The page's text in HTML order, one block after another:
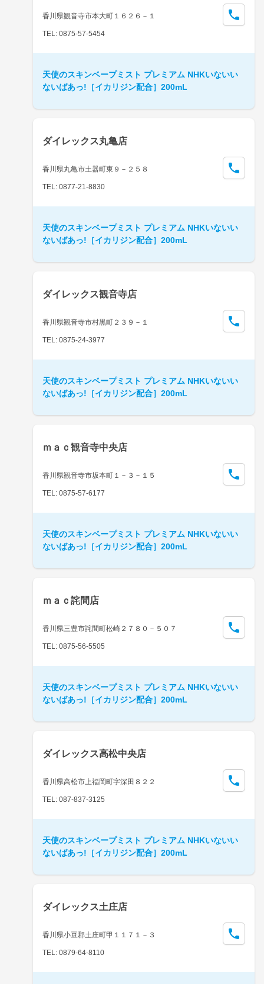
香川県観音寺市本大町１６２６－１
TEL: 0875-57-5454
天使のスキンベープミスト プレミアム NHKいないい
ないばあっ!［イカリジン配合］200mL
ダイレックス丸亀店
香川県丸亀市土器町東９－２５８
TEL: 0877-21-8830
天使のスキンベープミスト プレミアム NHKいないい
ないばあっ!［イカリジン配合］200mL
ダイレックス観音寺店
香川県観音寺市村黒町２３９－１
TEL: 0875-24-3977
天使のスキンベープミスト プレミアム NHKいないい
ないばあっ!［イカリジン配合］200mL
ｍａｃ観音寺中央店
香川県観音寺市坂本町１－３－１５
TEL: 0875-57-6177
天使のスキンベープミスト プレミアム NHKいないい
ないばあっ!［イカリジン配合］200mL
ｍａｃ詫間店
香川県三豊市詫間町松崎２７８０－５０７
TEL: 0875-56-5505
天使のスキンベープミスト プレミアム NHKいないい
ないばあっ!［イカリジン配合］200mL
ダイレックス高松中央店
香川県高松市上福岡町字深田８２２
TEL: 087-837-3125
天使のスキンベープミスト プレミアム NHKいないい
ないばあっ!［イカリジン配合］200mL
ダイレックス土庄店
香川県小豆郡土庄町甲１１７１－３
TEL: 0879-64-8110